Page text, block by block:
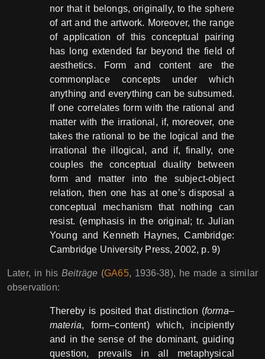
nor that it belongs, originally, to the sphere
of art and the artwork. Moreover, the range
of application of this conceptual pairing
has long extended far beyond the field of
aesthetics. Form and content are the
commonplace concepts under which
anything and everything can be subsumed.
If one correlates form with the rational and
matter with the irrational, if, moreover, one
takes the rational to be the logical and the
irrational the illogical, and if, finally, one
couples the conceptual duality between
form and matter into the subject-object
relation, then one has at one’s disposal a
conceptual mechanism that nothing can
resist. (emphasis in the original; tr. Julian
Young and Kenneth Haynes, Cambridge:
Cambridge University Press, 2002, p. 9)
Later, in his Beiträge (GA65, 1936-38), he made a similar
observation:
Thereby is posited that distinction (forma–
materia, form–content) which, incipiently
and in the sense of the dominant, guiding
question, prevails in all metaphysical